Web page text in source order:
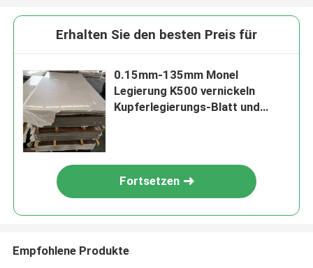
Erhalten Sie den besten Preis für
0.15mm-135mm Monel
Legierung K500 vernickeln
Kupferlegierungs-Blatt und
Fortsetzen
Empfohlene Produkte